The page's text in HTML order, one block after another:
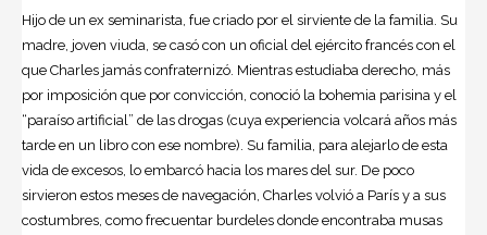
Hijo de un ex seminarista, fue criado por el sirviente de la familia. Su
madre, joven viuda, se casó con un oficial del ejército francés con el
que Charles jamás confraternizó. Mientras estudiaba derecho, más
por imposición que por convicción, conoció la bohemia parisina y el
“paraíso artificial” de las drogas (cuya experiencia volcará años más
tarde en un libro con ese nombre). Su familia, para alejarlo de esta
vida de excesos, lo embarcó hacia los mares del sur. De poco
sirvieron estos meses de navegación, Charles volvió a París y a sus
costumbres, como frecuentar burdeles donde encontraba musas